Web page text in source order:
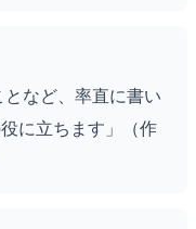
となど、率直に書い
に立ちます」（作